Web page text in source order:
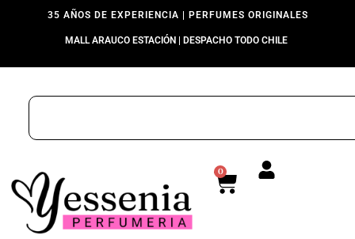
35 AÑOS DE EXPERIENCIA | PERFUMES ORIGINALES
MALL ARAUCO ESTACIÓN | DESPACHO TODO CHILE
0